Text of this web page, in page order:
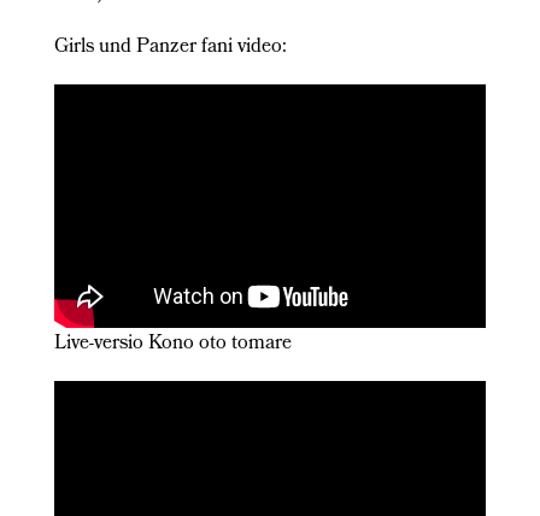
Girls und Panzer fani video:
Live-versio Kono oto tomare